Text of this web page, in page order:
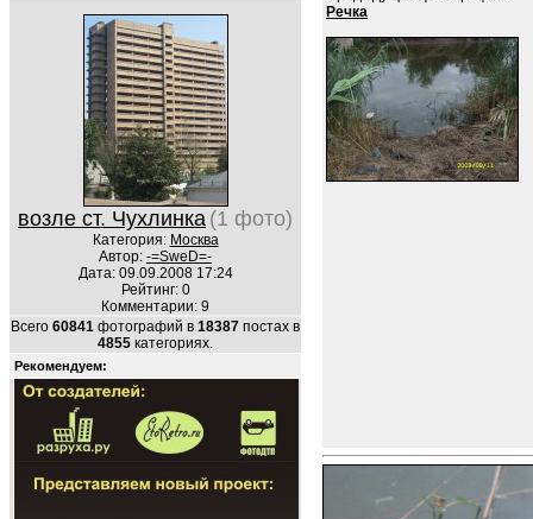
возле ст. Чухлинка (1 фото)
Категория: Москва
Автор: -=SweD=-
Дата: 09.09.2008 17:24
Рейтинг: 0
Комментарии: 9
Всего 60841 фотографий в 18387 постах в
4855 категориях.
Рекомендуем:
Речка